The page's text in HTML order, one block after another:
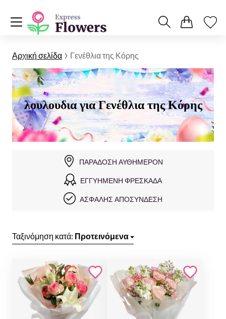
Αρχική σελίδα Γενέθλια της Κόρης
λουλουδια για Γενέθλια της Κόρης
ΠΑΡΆΔΟΣΗ ΑΥΘΗΜΕΡΌΝ
ΕΓΓΥΗΜΈΝΗ ΦΡΕΣΚΆΔΑ
ΑΣΦΑΛΉΣ ΑΠΟΣΎΝΔΕΣΗ
Ταξινόμηση κατά: Προτεινόμενα